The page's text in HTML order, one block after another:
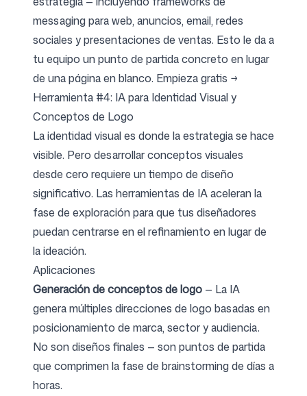
messaging para web, anuncios, email, redes
sociales y presentaciones de ventas. Esto le da a
tu equipo un punto de partida concreto en lugar
de una página en blanco. Empieza gratis →
Herramienta #4: IA para Identidad Visual y
Conceptos de Logo
La identidad visual es donde la estrategia se hace
visible. Pero desarrollar conceptos visuales
desde cero requiere un tiempo de diseño
significativo. Las herramientas de IA aceleran la
fase de exploración para que tus diseñadores
puedan centrarse en el refinamiento en lugar de
la ideación.
Aplicaciones
Generación de conceptos de logo — La IA
genera múltiples direcciones de logo basadas en
posicionamiento de marca, sector y audiencia.
No son diseños finales — son puntos de partida
que comprimen la fase de brainstorming de días a
horas.